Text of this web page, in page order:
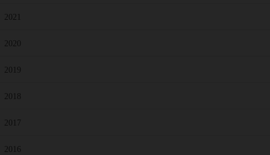
2021
2020
2019
2018
2017
2016